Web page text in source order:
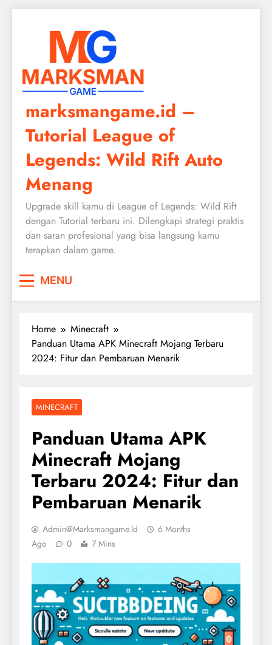
marksmangame.id –
Tutorial League of
Legends: Wild Rift Auto
Menang
Upgrade skill kamu di League of Legends: Wild Rift
dengan Tutorial terbaru ini. Dilengkapi strategi praktis
dan saran profesional yang bisa langsung kamu
terapkan dalam game.
MENU
Home
Minecraft
Panduan Utama APK Minecraft Mojang Terbaru
2024: Fitur dan Pembaruan Menarik
MINECRAFT
Panduan Utama APK
Minecraft Mojang
Terbaru 2024: Fitur dan
Pembaruan Menarik
Admin@marksmangame.id
6 Months
Ago
0 7 Mins